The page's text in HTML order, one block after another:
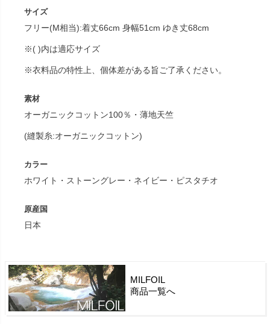
サイズ
フリー(M相当):着丈66cm 身幅51cm ゆき丈68cm
※( )内は適応サイズ
※衣料品の特性上、個体差がある旨ご了承ください。
素材
オーガニックコットン100％・薄地天竺
(縫製糸:オーガニックコットン)
カラー
ホワイト・ストーングレー・ネイビー・ピスタチオ
原産国
日本
MILFOIL
商品一覧へ